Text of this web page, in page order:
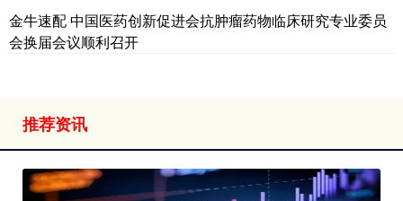
金牛速配 中国医药创新促进会抗肿瘤药物临床研究专业委员
会换届会议顺利召开
推荐资讯